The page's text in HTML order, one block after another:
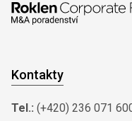
Kontakty
Tel.: (+420) 236 071